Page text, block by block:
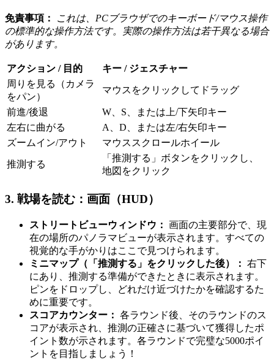
免責事項：
これは、PCブラウザでのキーボード/マウス操作
の標準的な操作方法です。実際の操作方法は若干異なる場合
があります。
アクション / 目的
キー / ジェスチャー
周りを見る（カメラ
をパン）
マウスをクリックしてドラッグ
前進/後退
W、S、または上/下矢印キー
左右に曲がる
A、D、または左/右矢印キー
ズームイン/アウト
マウススクロールホイール
推測する
「推測する」ボタンをクリックし、
地図をクリック
3. 戦場を読む：画面（HUD）
ストリートビューウィンドウ： 画面の主要部分で、現
在の場所のパノラマビューが表示されます。すべての
視覚的な手がかりはここで見つけられます。
ミニマップ（「推測する」をクリックした後）： 右下
にあり、推測する準備ができたときに表示されます。
ピンをドロップし、どれだけ近づけたかを確認するた
めに重要です。
スコアカウンター： 各ラウンド後、そのラウンドのス
コアが表示され、推測の正確さに基づいて獲得したポ
イント数が示されます。各ラウンドで完璧な5000ポイ
ントを目指しましょう！